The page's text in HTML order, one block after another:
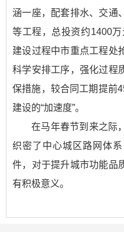
涵一座，配套排水、交通
等工程，总投资约1400万
建设过程中市重点工程处
科学安排工序，强化过程
保措施，较合同工期提前
建设的“加速度”。
在马年春节到来之际
织密了中心城区路网体
件，对于提升城市功能品
有积极意义。